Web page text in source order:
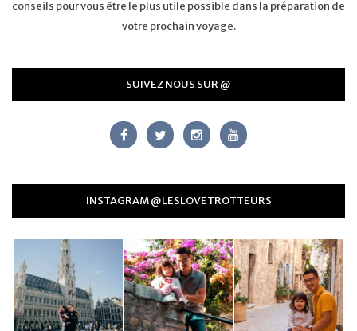
conseils pour vous être le plus utile possible dans la préparation de
votre prochain voyage.
SUIVEZ NOUS SUR @
INSTAGRAM @LESLOVETROTTEURS